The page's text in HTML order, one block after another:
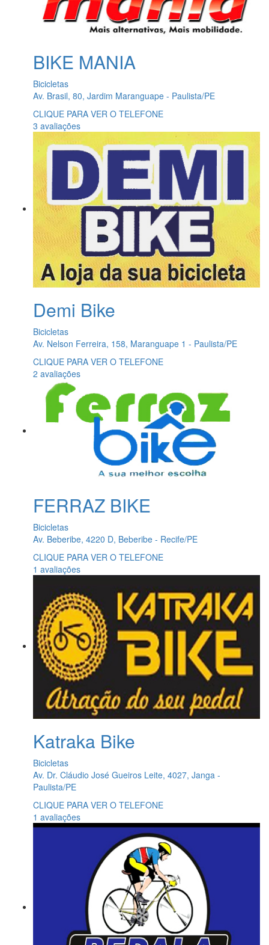
BIKE MANIA
Bicicletas
Av. Brasil, 80, Jardim Maranguape - Paulista/PE
CLIQUE PARA VER O TELEFONE
3 avaliações
Demi Bike
Bicicletas
Av. Nelson Ferreira, 158, Maranguape 1 - Paulista/PE
CLIQUE PARA VER O TELEFONE
2 avaliações
FERRAZ BIKE
Bicicletas
Av. Beberibe, 4220 D, Beberibe - Recife/PE
CLIQUE PARA VER O TELEFONE
1 avaliações
Katraka Bike
Bicicletas
Av. Dr. Cláudio José Gueiros Leite, 4027, Janga -
Paulista/PE
CLIQUE PARA VER O TELEFONE
1 avaliações